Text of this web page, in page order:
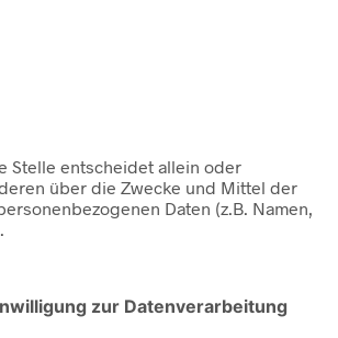
Stelle entscheidet allein oder
über die Zwecke und Mittel der
Daten (z.B. Namen,
zur Datenverarbeitung